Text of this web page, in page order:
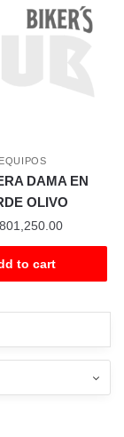
EQUIPOS
DAMA EN
OLIVO
to cart